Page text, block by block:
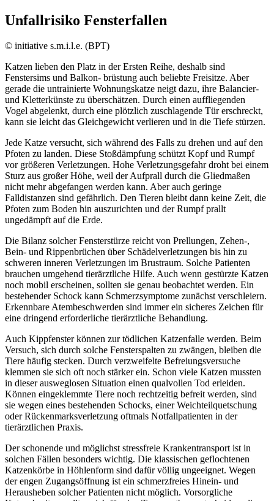
Unfallrisiko Fensterfallen
© initiative s.m.i.l.e. (BPT)
Katzen lieben den Platz in der Ersten Reihe, deshalb sind
Fenstersims und Balkon- brüstung auch beliebte Freisitze. Aber
gerade die untrainierte Wohnungskatze neigt dazu, ihre Balancier-
und Kletterkünste zu überschätzen. Durch einen auffliegenden
Vogel abgelenkt, durch eine plötzlich zuschlagende Tür erschreckt,
kann sie leicht das Gleichgewicht verlieren und in die Tiefe stürzen.
Jede Katze versucht, sich während des Falls zu drehen und auf den
Pfoten zu landen. Diese Stoßdämpfung schützt Kopf und Rumpf
vor größeren Verletzungen. Hohe Verletzungsgefahr droht bei einem
Sturz aus großer Höhe, weil der Aufprall durch die Gliedmaßen
nicht mehr abgefangen werden kann. Aber auch geringe
Falldistanzen sind gefährlich. Den Tieren bleibt dann keine Zeit, die
Pfoten zum Boden hin auszurichten und der Rumpf prallt
ungedämpft auf die Erde.
Die Bilanz solcher Fensterstürze reicht von Prellungen, Zehen-,
Bein- und Rippenbrüchen über Schädelverletzungen bis hin zu
schweren inneren Verletzungen im Brustraum. Solche Patienten
brauchen umgehend tierärztliche Hilfe. Auch wenn gestürzte Katzen
noch mobil erscheinen, sollten sie genau beobachtet werden. Ein
bestehender Schock kann Schmerzsymptome zunächst verschleiern.
Erkennbare Atembeschwerden sind immer ein sicheres Zeichen für
eine dringend erforderliche tierärztliche Behandlung.
Auch Kippfenster können zur tödlichen Katzenfalle werden. Beim
Versuch, sich durch solche Fensterspalten zu zwängen, bleiben die
Tiere häufig stecken. Durch verzweifelte Befreiungsversuche
klemmen sie sich oft noch stärker ein. Schon viele Katzen mussten
in dieser ausweglosen Situation einen qualvollen Tod erleiden.
Können eingeklemmte Tiere noch rechtzeitig befreit werden, sind
sie wegen eines bestehenden Schocks, einer Weichteilquetschung
oder Rückenmarksverletzung oftmals Notfallpatienten in der
tierärztlichen Praxis.
Der schonende und möglichst stressfreie Krankentransport ist in
solchen Fällen besonders wichtig. Die klassischen geflochtenen
Katzenkörbe in Höhlenform sind dafür völlig ungeeignet. Wegen
der engen Zugangsöffnung ist ein schmerzfreies Hinein- und
Herausheben solcher Patienten nicht möglich. Vorsorgliche